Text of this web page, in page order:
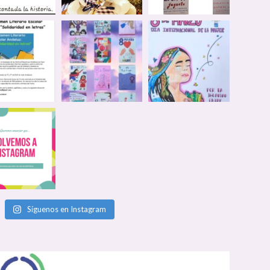
Síguenos en Instagram